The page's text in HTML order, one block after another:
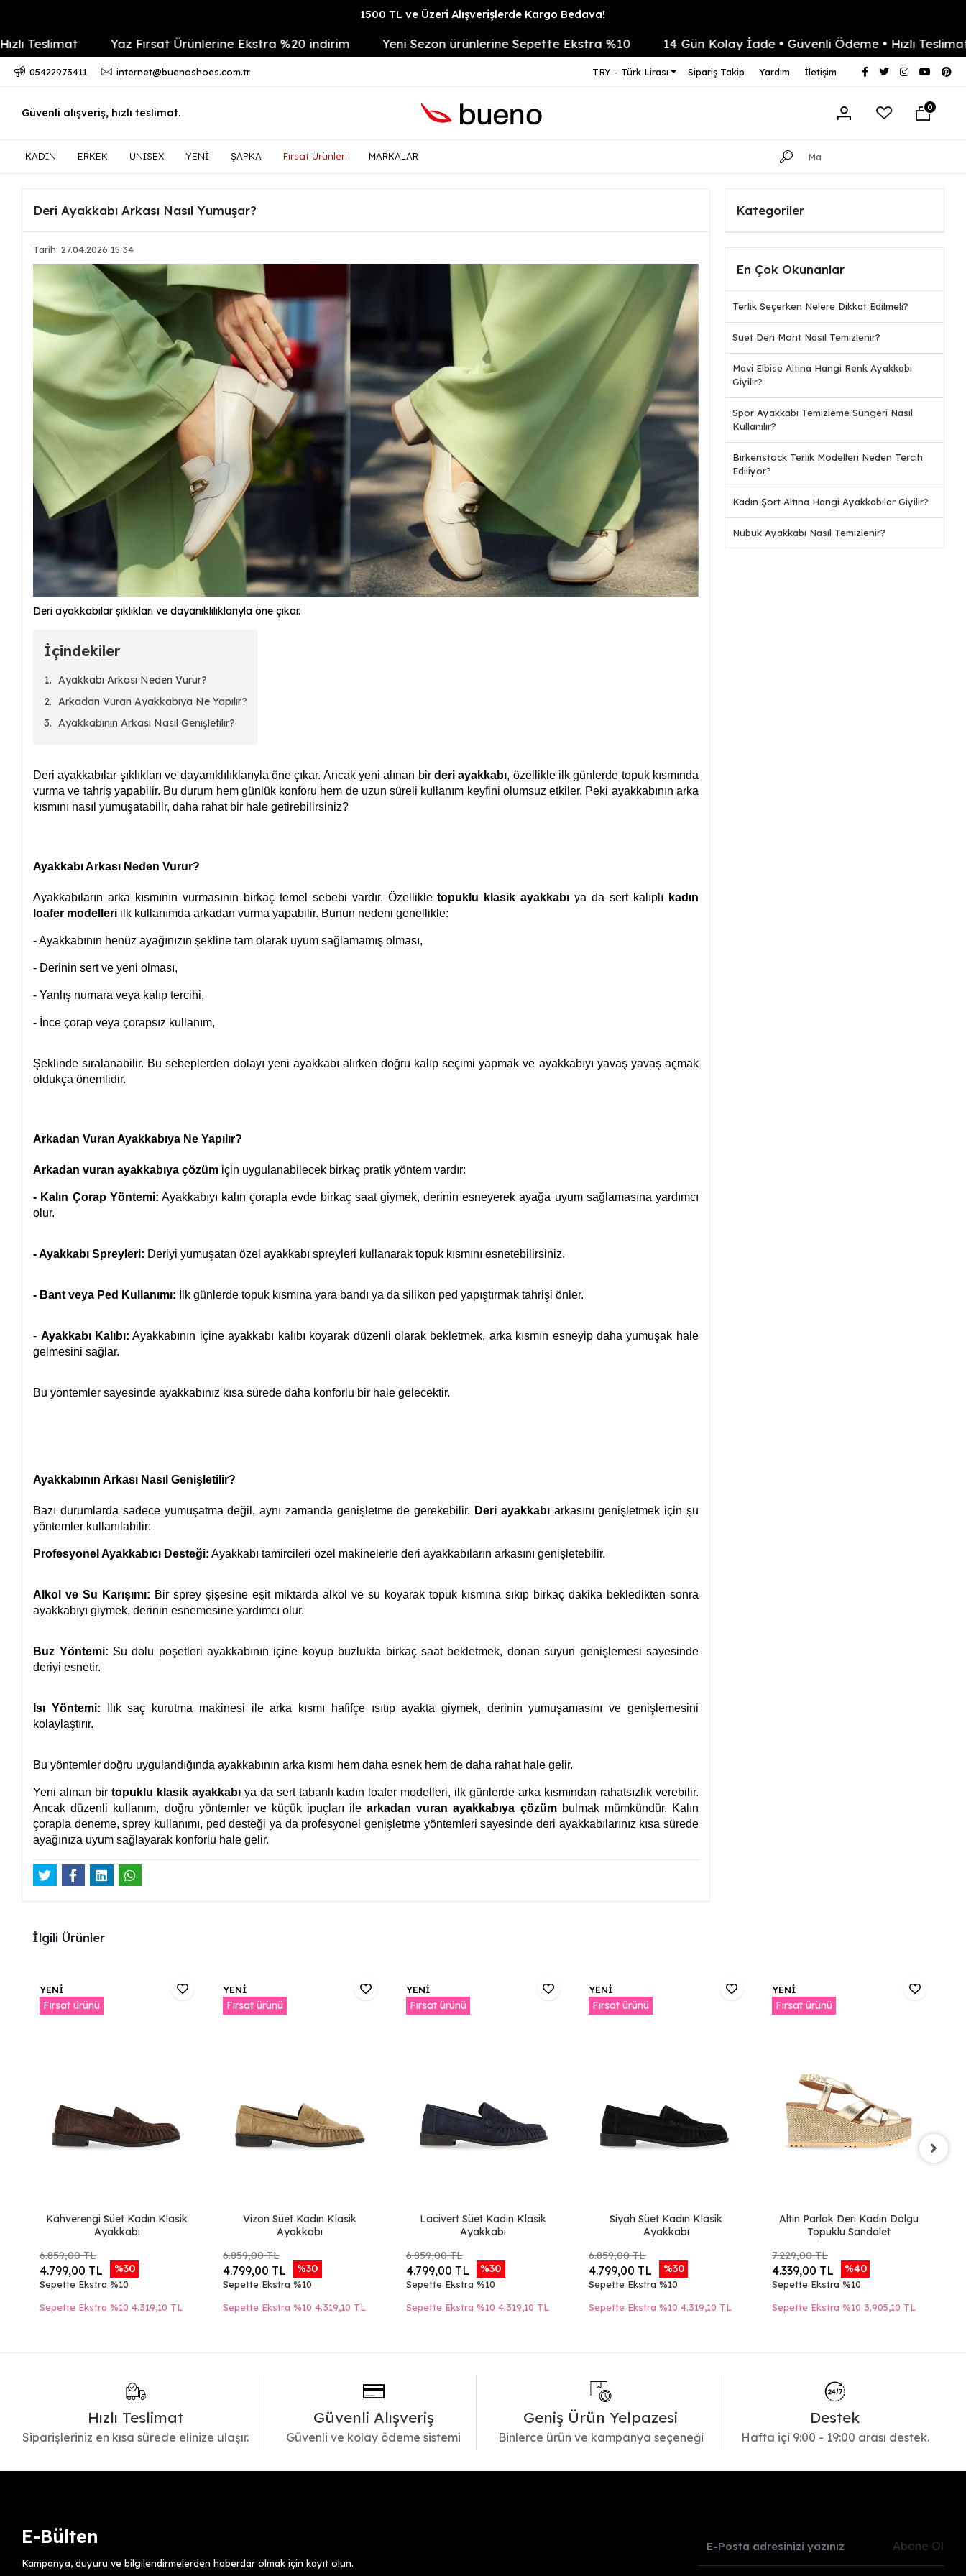
1500 TL ve Üzeri Alışverişlerde Kargo Bedava!
Yaz Fırsat Ürünlerine Ekstra %20 indirim Yeni Sezon ürünlerine Sepette Ekstra %10 14 Gün Kolay İade • Güvenli Ödeme • Hızlı Teslimat
05422973411 internet@buenoshoes.com.tr TRY - Türk Lirası Sipariş Takip Yardım İletişim
Güvenli alışveriş, hızlı teslimat. 0
KADIN ERKEK UNISEX YENİ ŞAPKA Fırsat Ürünleri MARKALAR
Deri Ayakkabı Arkası Nasıl Yumuşar?
Tarih: 27.04.2026 15:34
Deri ayakkabılar şıklıkları ve dayanıklılıklarıyla öne çıkar.
İçindekiler
Ayakkabı Arkası Neden Vurur?
Arkadan Vuran Ayakkabıya Ne Yapılır?
Ayakkabının Arkası Nasıl Genişletilir?
Deri ayakkabılar şıklıkları ve dayanıklılıklarıyla öne çıkar. Ancak yeni alınan bir deri ayakkabı, özellikle ilk günlerde topuk kısmında
vurma ve tahriş yapabilir. Bu durum hem günlük konforu hem de uzun süreli kullanım keyfini olumsuz etkiler. Peki ayakkabının arka
kısmını nasıl yumuşatabilir, daha rahat bir hale getirebilirsiniz?
Ayakkabı Arkası Neden Vurur?
Ayakkabıların arka kısmının vurmasının birkaç temel sebebi vardır. Özellikletopuklu klasik ayakkabı ya da sert kalıplı
kadın
loafer modelleri ilk kullanımda arkadan vurma yapabilir. Bunun nedeni genellikle:
- Ayakkabının henüz ayağınızın şekline tam olarak uyum sağlamamış olması,
- Derinin sert ve yeni olması,
- Yanlış numara veya kalıp tercihi,
- İnce çorap veya çorapsız kullanım,
Şeklinde sıralanabilir. Bu sebeplerden dolayı yeni ayakkabı alırken doğru kalıp seçimi yapmak ve ayakkabıyı yavaş yavaş açmak
oldukça önemlidir.
Arkadan Vuran Ayakkabıya Ne Yapılır?
Arkadan vuran ayakkabıya çözüm için uygulanabilecek birkaç pratik yöntem vardır:
- Kalın Çorap Yöntemi: Ayakkabıyı kalın çorapla evde birkaç saat giymek, derinin esneyerek ayağa uyum sağlamasına yardımcı
olur.
- Ayakkabı Spreyleri: Deriyi yumuşatan özel ayakkabı spreyleri kullanarak topuk kısmını esnetebilirsiniz.
- Bant veya Ped Kullanımı: İlk günlerde topuk kısmına yara bandı ya da silikon ped yapıştırmak tahrişi önler.
- Ayakkabı Kalıbı: Ayakkabının içine ayakkabı kalıbı koyarak düzenli olarak bekletmek, arka kısmın esneyip daha yumuşak hale
gelmesini sağlar.
Bu yöntemler sayesinde ayakkabınız kısa sürede daha konforlu bir hale gelecektir.
Ayakkabının Arkası Nasıl Genişletilir?
Bazı durumlarda sadece yumuşatma değil, aynı zamanda genişletme de gerekebilir. Deri ayakkabıarkasını genişletmek için şu
yöntemler kullanılabilir:
Profesyonel Ayakkabıcı Desteği: Ayakkabı tamircileri özel makinelerle deri ayakkabıların arkasını genişletebilir.
Alkol ve Su Karışımı: Bir sprey şişesine eşit miktarda alkol ve su koyarak topuk kısmına sıkıp birkaç dakika bekledikten sonra
ayakkabıyı giymek, derinin esnemesine yardımcı olur.
Buz Yöntemi: Su dolu poşetleri ayakkabının içine koyup buzlukta birkaç saat bekletmek, donan suyun genişlemesi sayesinde
deriyi esnetir.
Isı Yöntemi: Ilık saç kurutma makinesi ile arka kısmı hafifçe ısıtıp ayakta giymek, derinin yumuşamasını ve genişlemesini
kolaylaştırır.
Bu yöntemler doğru uygulandığında ayakkabının arka kısmı hem daha esnek hem de daha rahat hale gelir.
Yeni alınan bir topuklu klasik ayakkabıya da sert tabanlı kadın loafer modelleri, ilk günlerde arka kısmından rahatsızlık verebilir.
Ancak düzenli kullanım, doğru yöntemler ve küçük ipuçları ilearkadan vuran ayakkabıya çözümbulmak mümkündür. Kalın
çorapla deneme, sprey kullanımı, ped desteği ya da profesyonel genişletme yöntemleri sayesinde deri ayakkabılarınız kısa sürede
ayağınıza uyum sağlayarak konforlu hale gelir.
Kategoriler
En Çok Okunanlar
Terlik Seçerken Nelere Dikkat Edilmeli?
Süet Deri Mont Nasıl Temizlenir?
Mavi Elbise Altına Hangi Renk Ayakkabı
Giyilir?
Spor Ayakkabı Temizleme Süngeri Nasıl
Kullanılır?
Birkenstock Terlik Modelleri Neden Tercih
Ediliyor?
Kadın Şort Altına Hangi Ayakkabılar Giyilir?
Nubuk Ayakkabı Nasıl Temizlenir?
İlgili Ürünler
YENİ
Fırsat ürünü
Kahverengi Süet Kadın Klasik
Ayakkabı
6.859,00 TL
4.799,00 TL %30
Sepette Ekstra %10
Sepette Ekstra %10 4.319,10 TL
YENİ
Fırsat ürünü
Vizon Süet Kadın Klasik
Ayakkabı
6.859,00 TL
4.799,00 TL %30
Sepette Ekstra %10
Sepette Ekstra %10 4.319,10 TL
YENİ
Fırsat ürünü
Lacivert Süet Kadın Klasik
Ayakkabı
6.859,00 TL
4.799,00 TL %30
Sepette Ekstra %10
Sepette Ekstra %10 4.319,10 TL
YENİ
Fırsat ürünü
Siyah Süet Kadın Klasik
Ayakkabı
6.859,00 TL
4.799,00 TL %30
Sepette Ekstra %10
Sepette Ekstra %10 4.319,10 TL
YENİ
Fırsat ürünü
Altın Parlak Deri Kadın Dolgu
Topuklu Sandalet
7.229,00 TL
4.339,00 TL %40
Sepette Ekstra %10
Sepette Ekstra %10 3.905,10 TL
Hızlı Teslimat
Siparişleriniz en kısa sürede elinize ulaşır.
Güvenli Alışveriş
Güvenli ve kolay ödeme sistemi
Geniş Ürün Yelpazesi
Binlerce ürün ve kampanya seçeneği
Destek
Hafta içi 9:00 - 19:00 arası destek.
E-Bülten
Kampanya, duyuru ve bilgilendirmelerden haberdar olmak için kayıt olun.
Abone Ol